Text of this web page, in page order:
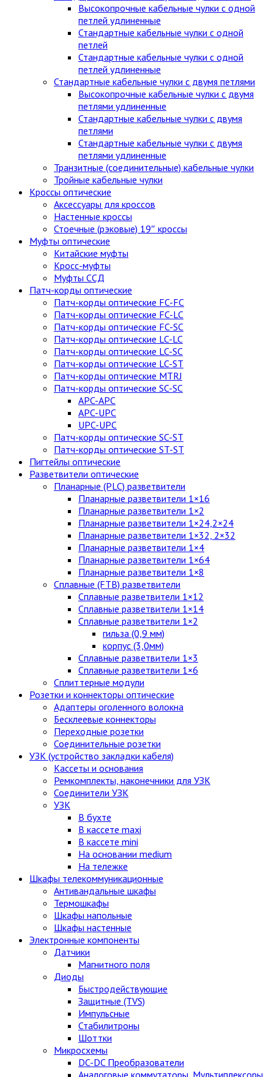
Высокопрочные кабельные чулки с одной
петлей удлиненные
Стандартные кабельные чулки с одной
петлей
Стандартные кабельные чулки с одной
петлей удлиненные
Стандартные кабельные чулки с двумя петлями
Высокопрочные кабельные чулки с двумя
петлями удлиненные
Стандартные кабельные чулки с двумя
петлями
Стандартные кабельные чулки с двумя
петлями удлиненные
Транзитные (соединительные) кабельные чулки
Тройные кабельные чулки
Кроссы оптические
Аксессуары для кроссов
Настенные кроссы
Стоечные (рэковые) 19″ кроссы
Муфты оптические
Китайские муфты
Кросс-муфты
Муфты ССД
Патч-корды оптические
Патч-корды оптические FC-FC
Патч-корды оптические FC-LC
Патч-корды оптические FC-SC
Патч-корды оптические LC-LC
Патч-корды оптические LC-SC
Патч-корды оптические LC-ST
Патч-корды оптические MTRJ
Патч-корды оптические SC-SC
APC-APC
APC-UPC
UPC-UPC
Патч-корды оптические SC-ST
Патч-корды оптические ST-ST
Пигтейлы оптические
Разветвители оптические
Планарные (PLC) разветвители
Планарные разветвители 1×16
Планарные разветвители 1×2
Планарные разветвители 1×24,2×24
Планарные разветвители 1×32, 2×32
Планарные разветвители 1×4
Планарные разветвители 1×64
Планарные разветвители 1×8
Сплавные (FTB) разветвители
Сплавные разветвители 1×12
Сплавные разветвители 1×14
Сплавные разветвители 1×2
гильза (0,9 мм)
корпус (3,0мм)
Сплавные разветвители 1×3
Сплавные разветвители 1×6
Сплиттерные модули
Розетки и коннекторы оптические
Адаптеры оголенного волокна
Бесклеевые коннекторы
Переходные розетки
Соединительные розетки
УЗК (устройство закладки кабеля)
Кассеты и основания
Ремкомплекты, наконечники для УЗК
Соединители УЗК
УЗК
В бухте
В кассете maxi
В кассете mini
На основании medium
На тележке
Шкафы телекоммуникационные
Антивандальные шкафы
Термошкафы
Шкафы напольные
Шкафы настенные
Электронные компоненты
Датчики
Магнитного поля
Диоды
Быстродействующие
Защитные (TVS)
Импульсные
Стабилитроны
Шоттки
Микросхемы
DC-DC Преобразователи
Аналоговые коммутаторы, Мультиплексоры,